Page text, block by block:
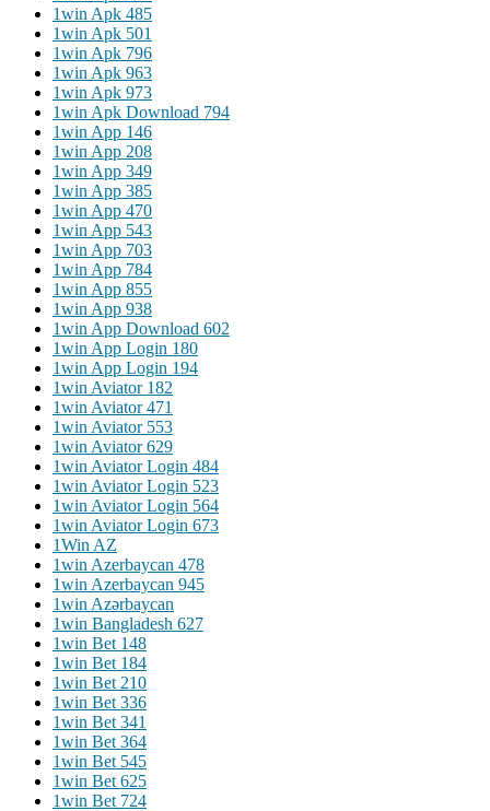
1win Apk 485
1win Apk 501
1win Apk 796
1win Apk 963
1win Apk 973
1win Apk Download 794
1win App 146
1win App 208
1win App 349
1win App 385
1win App 470
1win App 543
1win App 703
1win App 784
1win App 855
1win App 938
1win App Download 602
1win App Login 180
1win App Login 194
1win Aviator 182
1win Aviator 471
1win Aviator 553
1win Aviator 629
1win Aviator Login 484
1win Aviator Login 523
1win Aviator Login 564
1win Aviator Login 673
1Win AZ
1win Azerbaycan 478
1win Azerbaycan 945
1win Azərbaycan
1win Bangladesh 627
1win Bet 148
1win Bet 184
1win Bet 210
1win Bet 336
1win Bet 341
1win Bet 364
1win Bet 545
1win Bet 625
1win Bet 724